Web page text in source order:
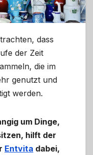
dass
der Zeit
die im
genutzt und
werden.
um Dinge,
hilft der
Entvita dabei,